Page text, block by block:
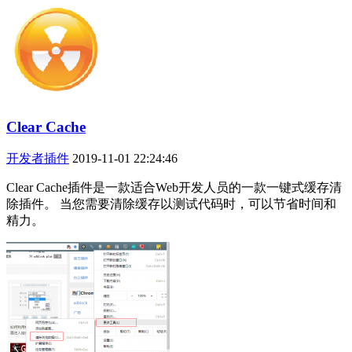
Clear Cache
开发者插件 2019-11-01 22:24:46
Clear Cache插件是一款适合Web开发人员的一款一键式缓存清
除插件。 当您需要清除缓存以测试代码时，可以节省时间和
精力。